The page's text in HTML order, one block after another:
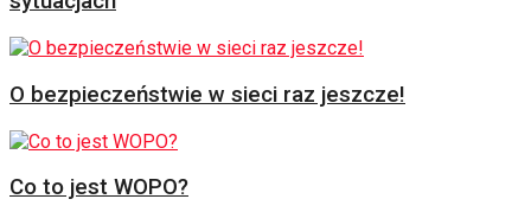
O bezpieczeństwie w sieci raz jeszcze!
Co to jest WOPO?